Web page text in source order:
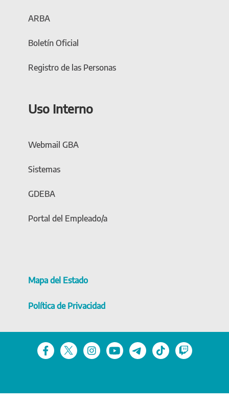
ARBA
Boletín Oficial
Registro de las Personas
Uso Interno
Webmail GBA
Sistemas
GDEBA
Portal del Empleado/a
Mapa del Estado
Política de Privacidad